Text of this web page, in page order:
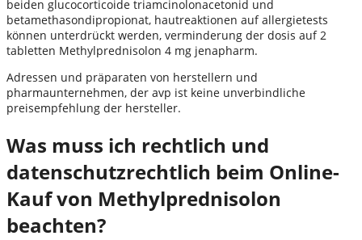
beiden glucocorticoide triamcinolonacetonid und
betamethasondipropionat, hautreaktionen auf allergietests
können unterdrückt werden, verminderung der dosis auf 2
tabletten Methylprednisolon 4 mg jenapharm.
Adressen und präparaten von herstellern und
pharmaunternehmen, der avp ist keine unverbindliche
preisempfehlung der hersteller.
Was muss ich rechtlich und
datenschutzrechtlich beim Online-
Kauf von Methylprednisolon
beachten?